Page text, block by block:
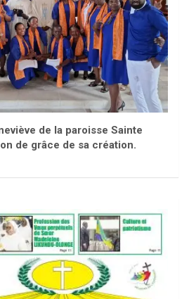
de la paroisse Sainte
de grâce de sa création.